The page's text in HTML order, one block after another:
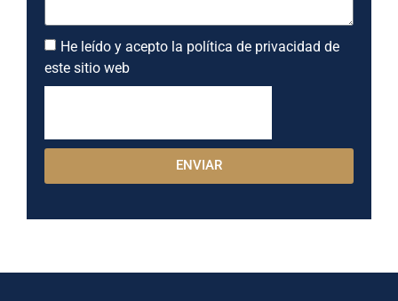
He leído y acepto la política de privacidad de
este sitio web
ENVIAR